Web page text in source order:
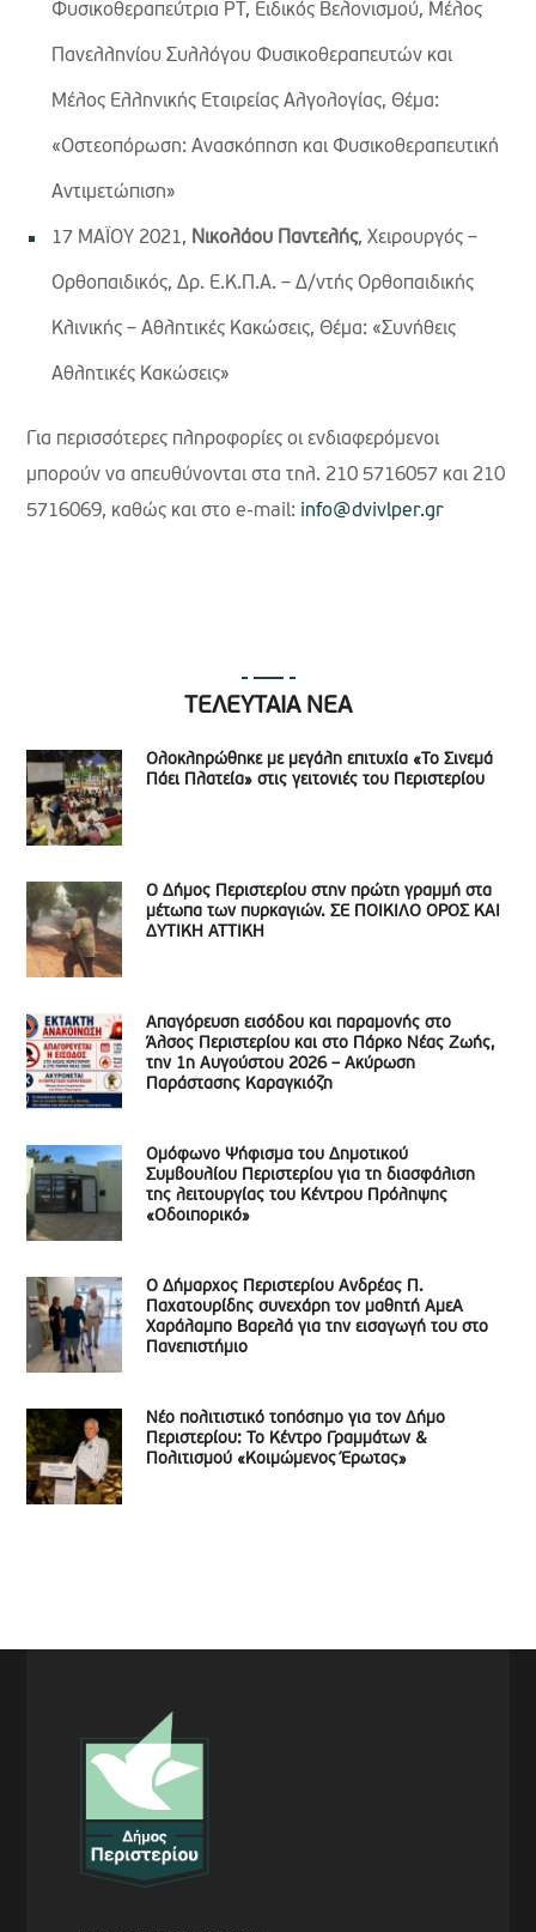
Φυσικοθεραπεύτρια PT, Ειδικός Βελονισμού, Μέλος
Πανελληνίου Συλλόγου Φυσικοθεραπευτών και
Μέλος Ελληνικής Εταιρείας Αλγολογίας, Θέμα:
«Οστεοπόρωση: Ανασκόπηση και Φυσικοθεραπευτική
Αντιμετώπιση»
17 ΜΑΪΟΥ 2021, Νικολάου Παντελής, Χειρουργός –
Ορθοπαιδικός, Δρ. Ε.Κ.Π.Α. – Δ/ντής Ορθοπαιδικής
Κλινικής – Αθλητικές Κακώσεις, Θέμα: «Συνήθεις
Αθλητικές Κακώσεις»
Για περισσότερες πληροφορίες οι ενδιαφερόμενοι
μπορούν να απευθύνονται στα τηλ. 210 5716057 και 210
5716069, καθώς και στο e-mail: info@dvivlper.gr
ΤΕΛΕΥΤΑΙΑ ΝΕΑ
Ολοκληρώθηκε με μεγάλη επιτυχία «Το Σινεμά
Πάει Πλατεία» στις γειτονιές του Περιστερίου
Ο Δήμος Περιστερίου στην πρώτη γραμμή στα
μέτωπα των πυρκαγιών. ΣΕ ΠΟΙΚΙΛΟ ΟΡΟΣ ΚΑΙ
ΔΥΤΙΚΗ ΑΤΤΙΚΗ
Απαγόρευση εισόδου και παραμονής στο
Άλσος Περιστερίου και στο Πάρκο Νέας Ζωής,
την 1η Αυγούστου 2026 – Ακύρωση
Παράστασης Καραγκιόζη
Ομόφωνο Ψήφισμα του Δημοτικού
Συμβουλίου Περιστερίου για τη διασφάλιση
της λειτουργίας του Κέντρου Πρόληψης
«Οδοιπορικό»
Ο Δήμαρχος Περιστερίου Ανδρέας Π.
Παχατουρίδης συνεχάρη τον μαθητή ΑμεΑ
Χαράλαμπο Βαρελά για την εισαγωγή του στο
Πανεπιστήμιο
Νέο πολιτιστικό τοπόσημο για τον Δήμο
Περιστερίου: Το Κέντρο Γραμμάτων &
Πολιτισμού «Κοιμώμενος Έρωτας»